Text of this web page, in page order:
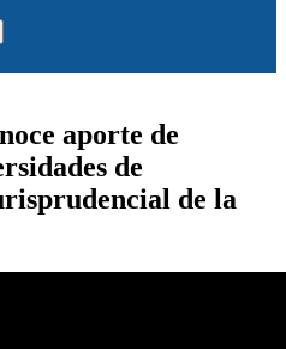
aporte de
de
de la